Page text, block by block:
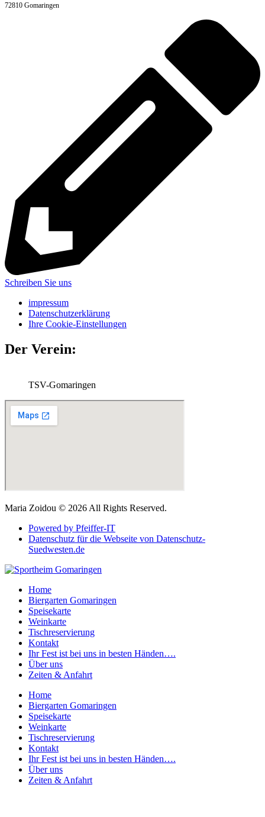
72810 Gomaringen
Schreiben Sie uns
impressum
Datenschutzerklärung
Ihre Cookie-Einstellungen
Der Verein:
TSV-Gomaringen
Maria Zoidou © 2026 All Rights Reserved.
Powered by Pfeiffer-IT
Datenschutz für die Webseite von Datenschutz-
Suedwesten.de
Home
Biergarten Gomaringen
Speisekarte
Weinkarte
Tischreservierung
Kontakt
Ihr Fest ist bei uns in besten Händen….
Über uns
Zeiten & Anfahrt
Home
Biergarten Gomaringen
Speisekarte
Weinkarte
Tischreservierung
Kontakt
Ihr Fest ist bei uns in besten Händen….
Über uns
Zeiten & Anfahrt